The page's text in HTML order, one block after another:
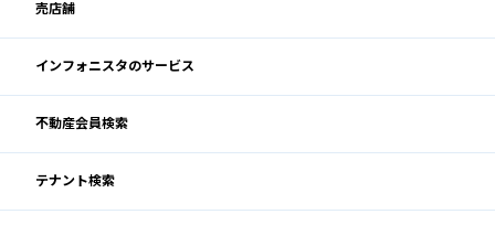
売店舗
インフォニスタのサービス
不動産会員検索
テナント検索